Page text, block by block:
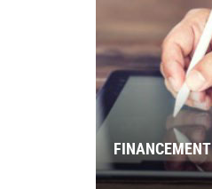
FINANCEMENT